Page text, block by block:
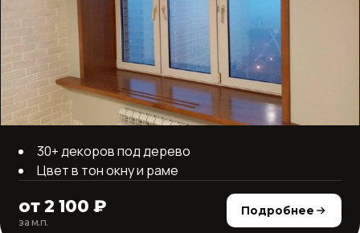
30+ декоров под дерево
Цвет в тон окну и раме
от 2 100 ₽
за м.п.
Подробнее